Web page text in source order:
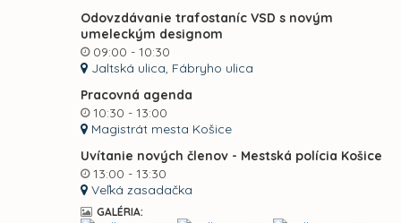
Odovzdávanie trafostaníc VSD s novým
umeleckým designom
09:00 - 10:30
Jaltská ulica, Fábryho ulica
Pracovná agenda
10:30 - 13:00
Magistrát mesta Košice
Uvítanie nových členov - Mestská polícia Košice
13:00 - 13:30
Veľká zasadačka
GALÉRIA: